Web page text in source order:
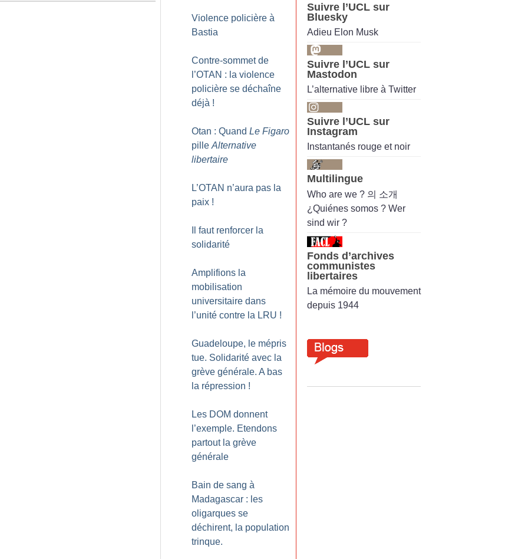
Violence policière à
Bastia
Contre-sommet de
l’OTAN : la violence
policière se déchaîne
déjà !
Otan : Quand Le Figaro
pille Alternative
libertaire
L’OTAN n’aura pas la
paix !
Il faut renforcer la
solidarité
Amplifions la
mobilisation
universitaire dans
l’unité contre la LRU !
Guadeloupe, le mépris
tue. Solidarité avec la
grève générale. A bas
la répression !
Les DOM donnent
l’exemple. Etendons
partout la grève
générale
Bain de sang à
Madagascar : les
oligarques se
déchirent, la population
trinque.
Suivre l’UCL sur
Bluesky
Adieu Elon Musk
Suivre l’UCL sur
Mastodon
L’alternative libre à Twitter
Suivre l’UCL sur
Instagram
Instantanés rouge et noir
Multilingue
Who are we ? 의 소개
¿Quiénes somos ? Wer
sind wir ?
Fonds d’archives
communistes
libertaires
La mémoire du mouvement
depuis 1944